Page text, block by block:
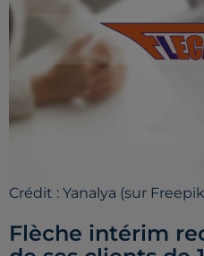
Crédit : Yanalya (sur
Flèche intérim